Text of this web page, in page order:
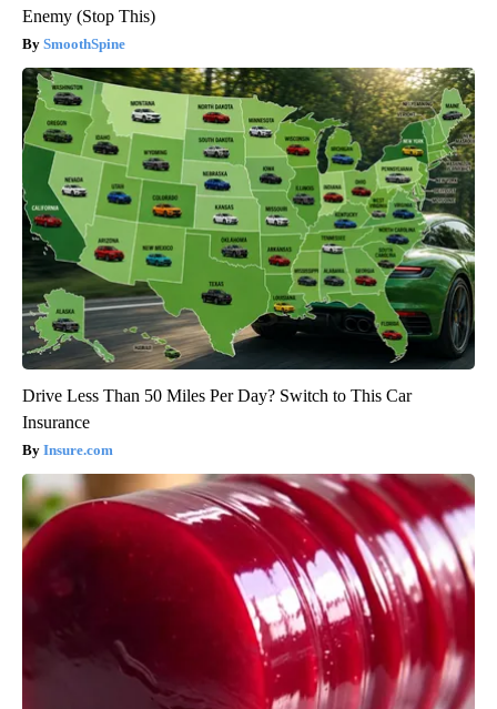
Enemy (Stop This)
SmoothSpine
Drive Less Than 50 Miles Per Day? Switch to This Car
Insurance
Insure.com